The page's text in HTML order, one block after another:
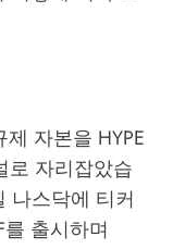
자본을 HYPE
로 자리잡았습
나스닥에 티커
를 출시하며